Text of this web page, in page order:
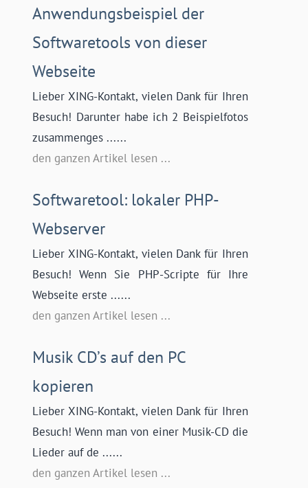
Anwendungsbeispiel der
Softwaretools von dieser
Webseite
Lieber XING-Kontakt, vielen Dank für Ihren
Besuch! Darunter habe ich 2 Beispielfotos
zusammenges ......
den ganzen Artikel lesen ...
Softwaretool: lokaler PHP-
Webserver
Lieber XING-Kontakt, vielen Dank für Ihren
Besuch! Wenn Sie PHP-Scripte für Ihre
Webseite erste ......
den ganzen Artikel lesen ...
Musik CD’s auf den PC
kopieren
Lieber XING-Kontakt, vielen Dank für Ihren
Besuch! Wenn man von einer Musik-CD die
Lieder auf de ......
den ganzen Artikel lesen ...